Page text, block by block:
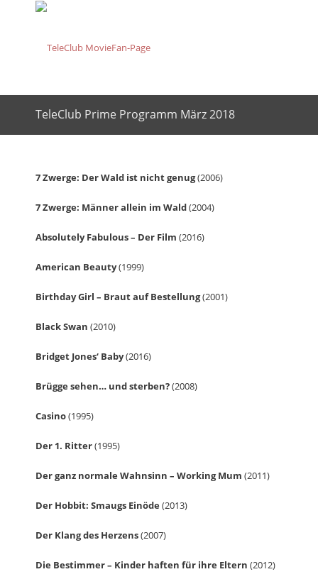
TeleClub Prime Programm März 2018
7 Zwerge: Der Wald ist nicht genug(2006)
7 Zwerge: Männer allein im Wald(2004)
Absolutely Fabulous – Der Film (2016)
American Beauty(1999)
Birthday Girl – Braut auf Bestellung(2001)
Black Swan (2010)
Bridget Jones‘ Baby(2016)
Brügge sehen… und sterben?(2008)
Casino(1995)
Der 1. Ritter(1995)
Der ganz normale Wahnsinn – Working Mum (2011)
Der Hobbit: Smaugs Einöde (2013)
Der Klang des Herzens(2007)
Die Bestimmer – Kinder haften für ihre Eltern (2012)